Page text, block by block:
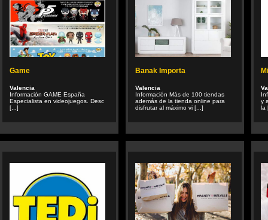
Game
Valencia
Información GAME España
Especialista en videojuegos. Desc
[...]
Banak Importa
Valencia
Información Más de 100 tiendas
además de la tienda online para
disfrutar al máximo vi [...]
y
la